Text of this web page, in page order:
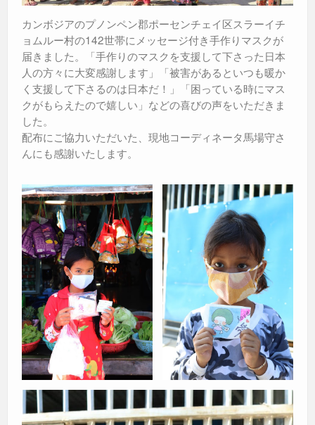
カンボジアのプノンペン郡ポーセンチェイ区スラーイチ
ョムルー村の142世帯にメッセージ付き手作りマスクが
届きました。「手作りのマスクを支援して下さった日本
人の方々に大変感謝します」「被害があるといつも暖か
く支援して下さるのは日本だ！」「困っている時にマス
クがもらえたので嬉しい」などの喜びの声をいただきま
した。
配布にご協力いただいた、現地コーディネータ馬場守さ
んにも感謝いたします。